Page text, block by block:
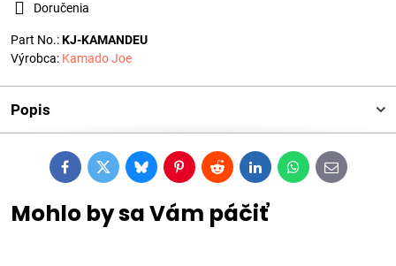
Doručenia
Part No.:KJ-KAMANDEU
Výrobca: Kamado Joe
Popis
FacebookTwitterBlueskyPinterestRedditLinkedInWhatsApp
E-
mail
Mohlo by sa Vám páčiť